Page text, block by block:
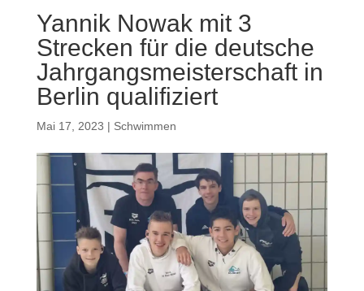
Yannik Nowak mit 3
Strecken für die deutsche
Jahrgangsmeisterschaft in
Berlin qualifiziert
Mai 17, 2023 | Schwimmen